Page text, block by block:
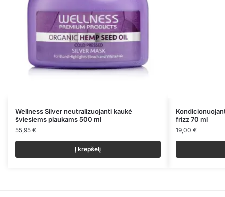
Wellness Silver neutralizuojanti kaukė
šviesiems plaukams 500 ml
55,95 €
Į krepšelį
frizz 70 ml
19,00 €